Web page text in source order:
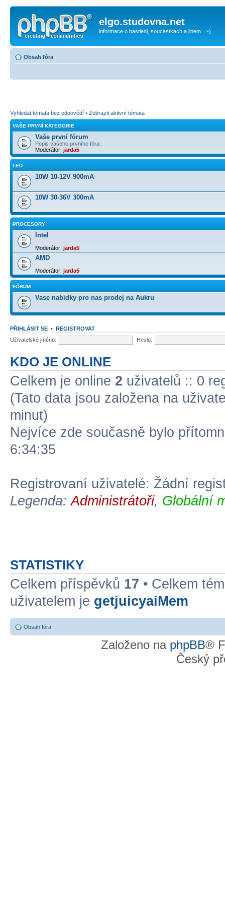
elgo.studovna.net
informace o bastleni, soucastkach a jinem...:-)
Obsah fóra
Vyhledat témata bez odpovědí • Zobrazit aktivní témata
VAŠE PRVNÍ KATEGORIE
Vaše první fórum
Popis vašeho prvního fóra.
Moderátor: jarda5
LED
10W 10-12V 900mA
10W 30-36V 300mA
PROCESORY
Intel
Moderátor: jarda5
AMD
Moderátor: jarda5
FÓRUM
Vase nabidky pro nas prodej na Aukru
PŘIHLÁSIT SE • REGISTROVAT
Uživatelské jméno:
Heslo:
KDO JE ONLINE
Celkem je online 2 uživatelů :: 0
(Tato data jsou založena na
minut)
Nejvíce zde současně bylo
6:34:35
Registrovaní uživatelé: Žádní
Legenda:Administrátoři, Globální
STATISTIKY
Celkem příspěvků 17 • Celkem
uživatelem je getjuicyaiMem
Obsah fóra
Založeno na phpBB®
Český